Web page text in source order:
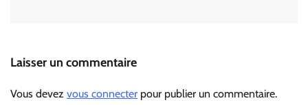
Laisser un commentaire
Vous devez vous connecter pour publier un commentaire.